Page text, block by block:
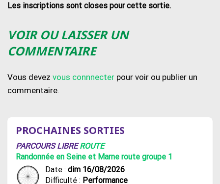
Les inscriptions sont closes pour cette sortie.
VOIR OU LAISSER UN
COMMENTAIRE
Vous devez vous connnecter pour voir ou publier un
commentaire.
PROCHAINES SORTIES
PARCOURS LIBREROUTE
Randonnée en Seine et Marne route groupe 1
Date : dim 16/08/2026
Difficulté : Performance